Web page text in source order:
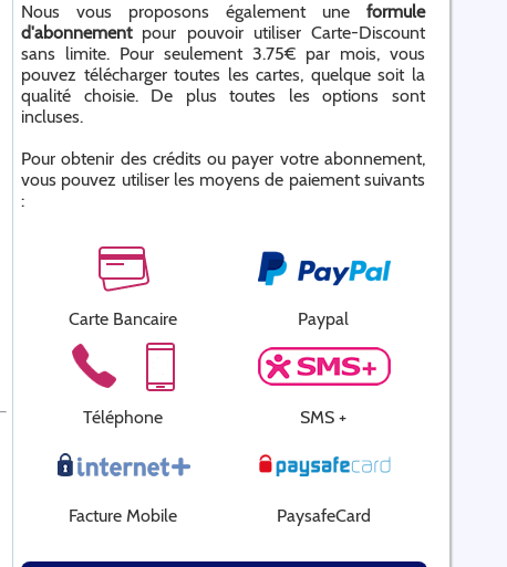
Nous vous proposons également une formule
d'abonnementpour pouvoir utiliser Carte-Discount
sans limite. Pour seulement 3.75€ par mois, vous
pouvez télécharger toutes les cartes, quelque soit la
qualité choisie. De plus toutes les options sont
incluses.
Pour obtenir des crédits ou payer votre abonnement,
vous pouvez utiliser les moyens de paiement suivants
:
Carte Bancaire Paypal
Téléphone SMS +
Facture Mobile PaysafeCard